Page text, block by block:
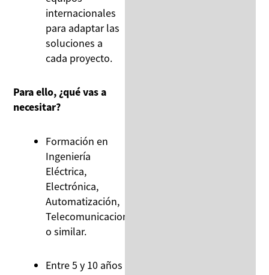
internacionales
para adaptar las
soluciones a
cada proyecto.
Para ello, ¿qué vas a
necesitar?
Formación en
Ingeniería
Eléctrica,
Electrónica,
Automatización,
Telecomunicaciones
o similar.
Entre 5 y 10 años